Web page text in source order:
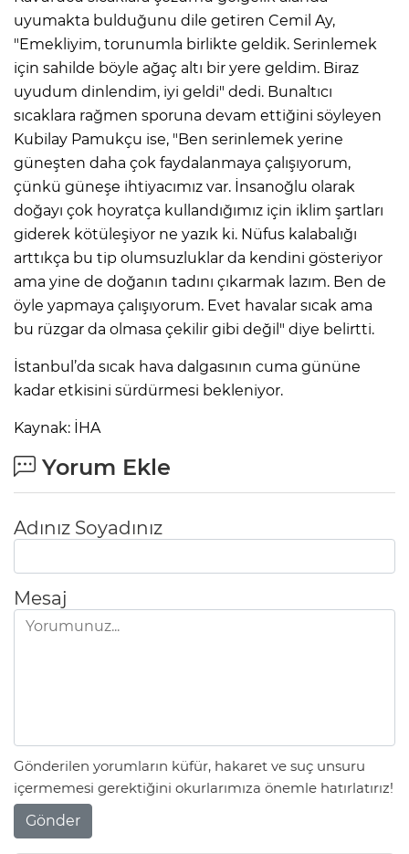
uyumakta bulduğunu dile getiren Cemil Ay,
"Emekliyim, torunumla birlikte geldik. Serinlemek
için sahilde böyle ağaç altı bir yere geldim. Biraz
uyudum dinlendim, iyi geldi" dedi. Bunaltıcı
sıcaklara rağmen sporuna devam ettiğini söyleyen
Kubilay Pamukçu ise, "Ben serinlemek yerine
güneşten daha çok faydalanmaya çalışıyorum,
çünkü güneşe ihtiyacımız var. İnsanoğlu olarak
doğayı çok hoyratça kullandığımız için iklim şartları
giderek kötüleşiyor ne yazık ki. Nüfus kalabalığı
arttıkça bu tip olumsuzluklar da kendini gösteriyor
ama yine de doğanın tadını çıkarmak lazım. Ben de
öyle yapmaya çalışıyorum. Evet havalar sıcak ama
bu rüzgar da olmasa çekilir gibi değil" diye belirtti.
İstanbul’da sıcak hava dalgasının cuma gününe
kadar etkisini sürdürmesi bekleniyor.
Kaynak: İHA
Yorum Ekle
Adınız Soyadınız
Mesaj
Gönderilen yorumların küfür, hakaret ve suç unsuru
içermemesi gerektiğini okurlarımıza önemle hatırlatırız!
Gönder